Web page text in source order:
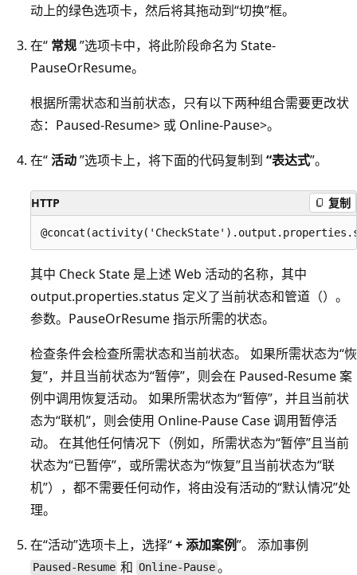
动上的绿色选项卡，然后将其拖动到“切换”框。
在“ 常规”选项卡中，将此阶段命名为 State-
PauseOrResume。
根据所需状态和当前状态，只有以下两种组合需要更改状
态：Paused-Resume> 或 Online-Pause>。
在“活动”选项卡上，将下面的代码复制到 “表达式”。
HTTP 复制
其中 Check State 是上述 Web 活动的名称，其中
output.properties.status 定义了当前状态和管道（）。
参数。PauseOrResume 指示所需的状态。
检查条件会检查所需状态和当前状态。 如果所需状态为“恢
复”，并且当前状态为“暂停”，则会在 Paused-Resume 案
例中调用恢复活动。 如果所需状态为“暂停”，并且当前状
态为“联机”，则会使用 Online-Pause Case 调用暂停活
动。 在其他任何情况下（例如，所需状态为“暂停”且当前
状态为“已暂停”，或所需状态为“恢复”且当前状态为“联
机”），都不需要任何动作，将由没有活动的“默认情况”处
理。
在“活动”选项卡上，选择“+ 添加案例”。 添加事例
Paused-Resume 和 Online-Pause。